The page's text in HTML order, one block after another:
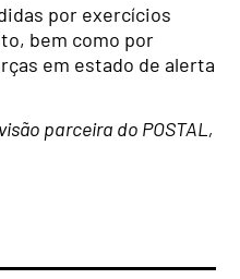
por exercícios
bem como por
em estado de alerta
parceira do POSTAL,